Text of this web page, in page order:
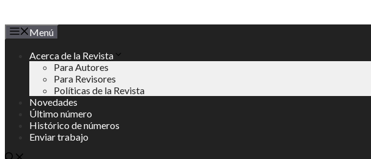
Menú
Acerca de la Revista
Para Autores
Para Revisores
Políticas de la Revista
Novedades
Último número
Histórico de números
Enviar trabajo